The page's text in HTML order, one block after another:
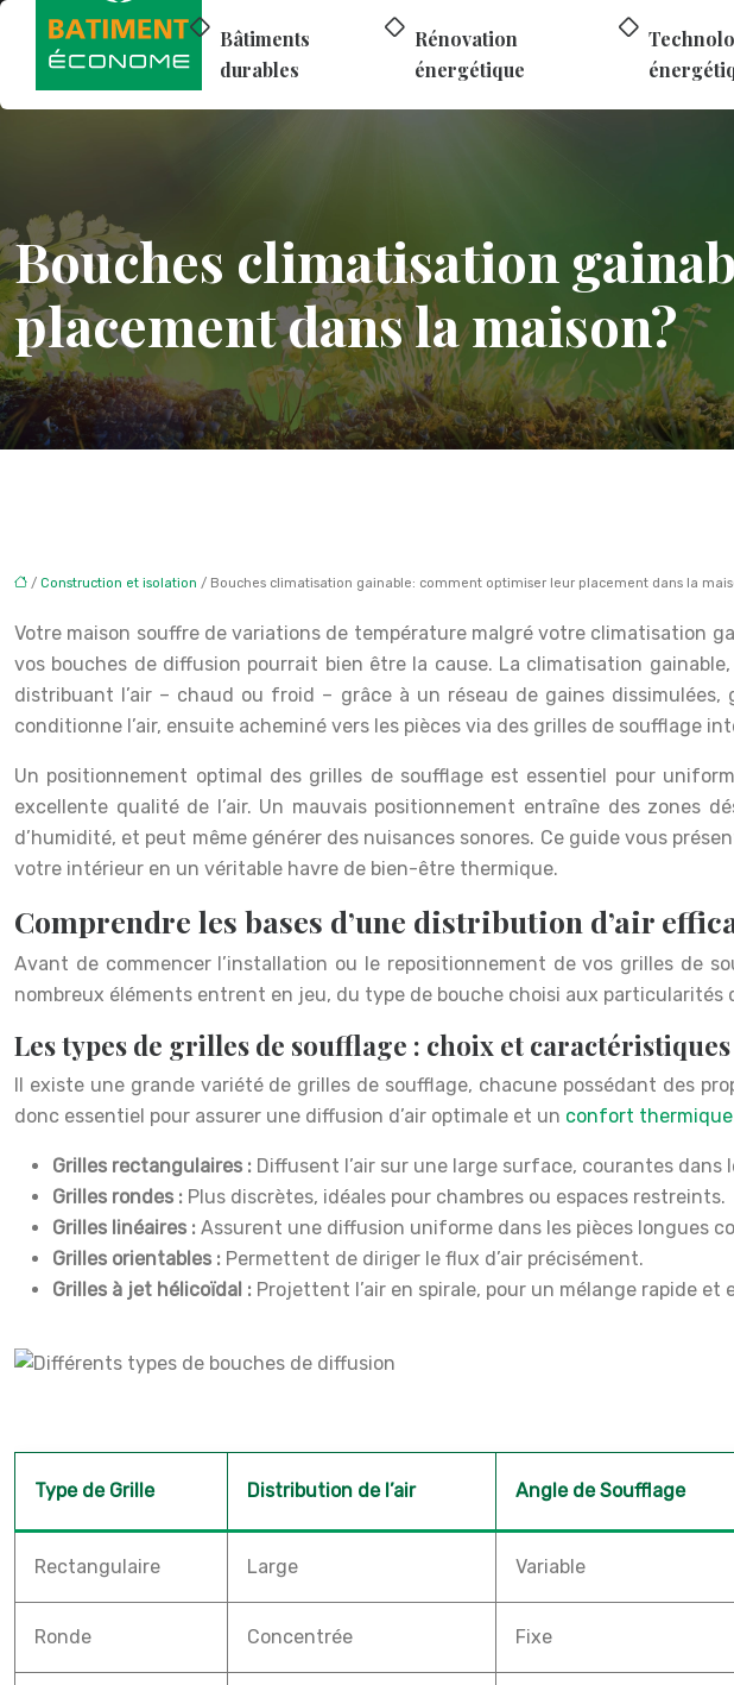
Bâtiments
durables
Rénovation
énergétique
Bouches climatisation
placement dans la maison?
/ Construction et isolation / Bouches climatisation gainable: comment optimiser leur placement dans la
Votre maison souffre de variations de température malgré votre climatisation
vos bouches de diffusion pourrait bien être la cause. La climatisation
distribuant l’air – chaud ou froid – grâce à un réseau de gaines
conditionne l’air, ensuite acheminé vers les pièces via des grilles de soufflage
Un positionnement optimal des grilles de soufflage est essentiel pour
excellente qualité de l’air. Un mauvais positionnement entraîne des zones
d’humidité, et peut même générer des nuisances sonores. Ce guide vous
votre intérieur en un véritable havre de bien-être thermique.
Comprendre les bases d’une distribution d’air
Avant de commencer l’installation ou le repositionnement de vos grilles de
nombreux éléments entrent en jeu, du type de bouche choisi aux
Les types de grilles de soufflage : choix et caractéristiques
Il existe une grande variété de grilles de soufflage, chacune possédant des
donc essentiel pour assurer une diffusion d’air optimale et un confort thermique
Grilles rectangulaires : Diffusent l’air sur une large surface, courantes dans
Grilles rondes : Plus discrètes, idéales pour chambres ou espaces restreints.
Grilles linéaires : Assurent une diffusion uniforme dans les pièces longues
Grilles orientables : Permettent de diriger le flux d’air précisément.
Grilles à jet hélicoïdal : Projettent l’air en spirale, pour un mélange rapide et
Type de Grille Distribution de l’air Angle de Soufflage
Rectangulaire Large Variable
Ronde Concentrée Fixe